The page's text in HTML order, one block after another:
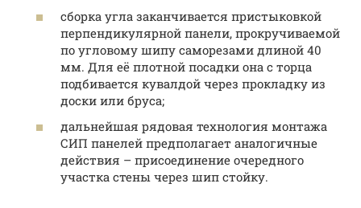
сборка угла заканчивается пристыковкой
перпендикулярной панели, прокручиваемой
по угловому шипу саморезами длиной 40
мм. Для её плотной посадки она с торца
подбивается кувалдой через прокладку из
доски или бруса;
дальнейшая рядовая технология монтажа
СИП панелей предполагает аналогичные
действия – присоединение очередного
участка стены через шип стойку.